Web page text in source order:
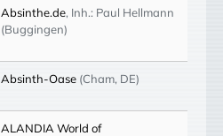
Absinthe.de, Inh.: Paul Hellmann
(Buggingen)
Absinth-Oase (Cham, DE)
ALANDIA World of